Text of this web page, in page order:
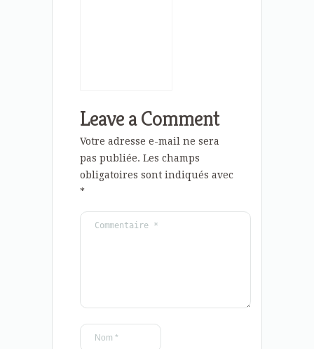
Leave a Comment
Votre adresse e-mail ne sera
pas publiée. Les champs
obligatoires sont indiqués avec
*